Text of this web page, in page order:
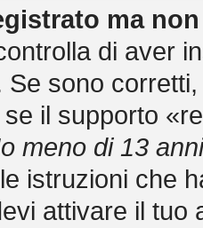
ma
di aver
Se sono
il supporto
meno di 13
istruzioni che
attivare il tuo